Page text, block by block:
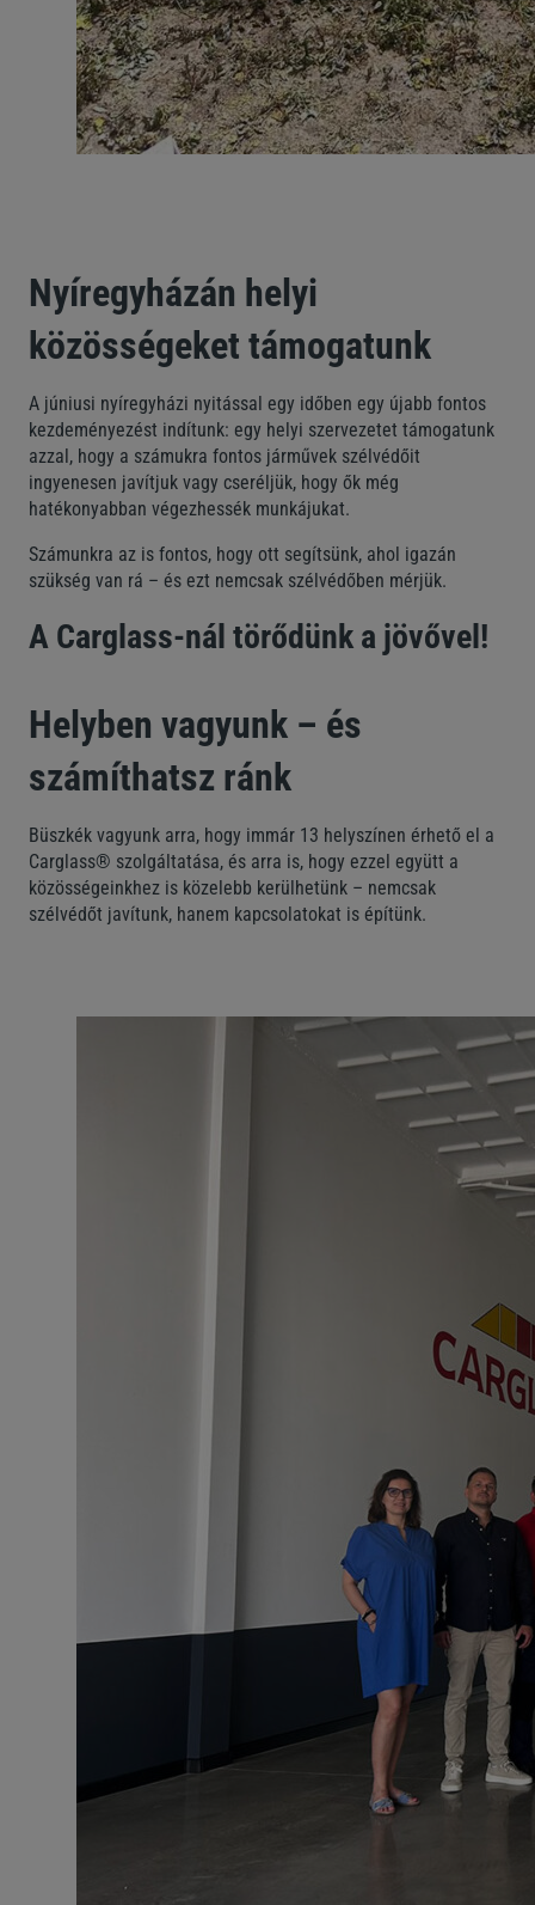
Nyíregyházán helyi
közösségeket támogatunk
A júniusi nyíregyházi nyitással egy időben egy újabb fontos
kezdeményezést indítunk: egy helyi szervezetet támogatunk
azzal, hogy a számukra fontos járművek szélvédőit
ingyenesen javítjuk vagy cseréljük, hogy ők még
hatékonyabban végezhessék munkájukat.
Számunkra az is fontos, hogy ott segítsünk, ahol igazán
szükség van rá – és ezt nemcsak szélvédőben mérjük.
A Carglass-nál törődünk a jövővel!
Helyben vagyunk – és
számíthatsz ránk
Büszkék vagyunk arra, hogy immár 13 helyszínen érhető el a
Carglass® szolgáltatása, és arra is, hogy ezzel együtt a
közösségeinkhez is közelebb kerülhetünk – nemcsak
szélvédőt javítunk, hanem kapcsolatokat is építünk.